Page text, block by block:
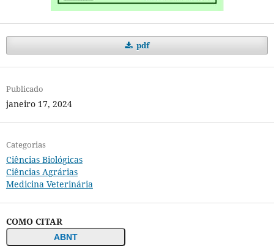
pdf
Publicado
janeiro 17, 2024
Categorias
Ciências Biológicas
Ciências Agrárias
Medicina Veterinária
COMO CITAR
ABNT